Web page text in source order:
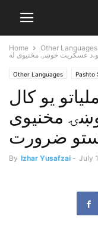
Home Other Languages
Other Languages Pashto
يو کال
مخنيوى
ضرورت
By Izhar Yusafzai - July